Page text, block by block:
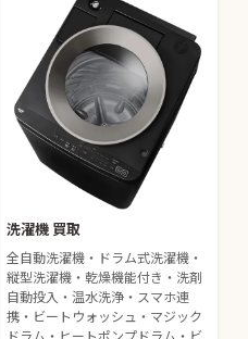
洗濯機 買取
全自動洗濯機・ドラム式洗濯機・
縦型洗濯機・乾燥機能付き・洗剤
自動投入・温水洗浄・スマホ連
携・ビートウォッシュ・マジック
ドラム・ヒートポンプドラム・ビ